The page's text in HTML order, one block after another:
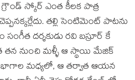
స్కోర్ ఎంత కీలక పాత్ర
తల్లి సెంటిమెంట్ పాటను
దర్శకుడు రవి బస్రూర్ కే
తన నుంచి మళ్ళీ ఆ స్థాయి మేజిక్
భాగాల మధ్యలో, ఆ తర్వాత ఆయన